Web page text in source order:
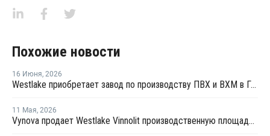
Похожие новости
16 Июня, 2026
Westlake приобретает завод по производству ПВХ и ВХМ в Германии
11 Мая, 2026
Vynova продает Westlake Vinnolit производственную площадку по выпуску ВХМ и ПВХ в Германии